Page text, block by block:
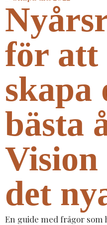
för att
skapa
bästa
det
En guide med frågor som